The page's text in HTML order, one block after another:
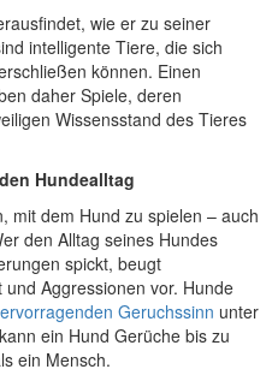
wie er zu seiner
intelligente Tiere, die sich
können. Einen
daher Spiele, deren
Wissensstand des Tieres
Hundealltag
mit dem Hund zu spielen – auch
den Alltag seines Hundes
spickt, beugt
Aggressionen vor. Hunde
Geruchssinn unter
ein Hund Gerüche bis zu
ein Mensch.